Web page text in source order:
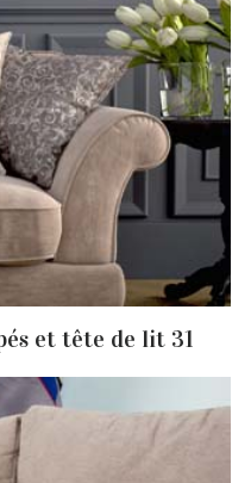
et tête de lit 31